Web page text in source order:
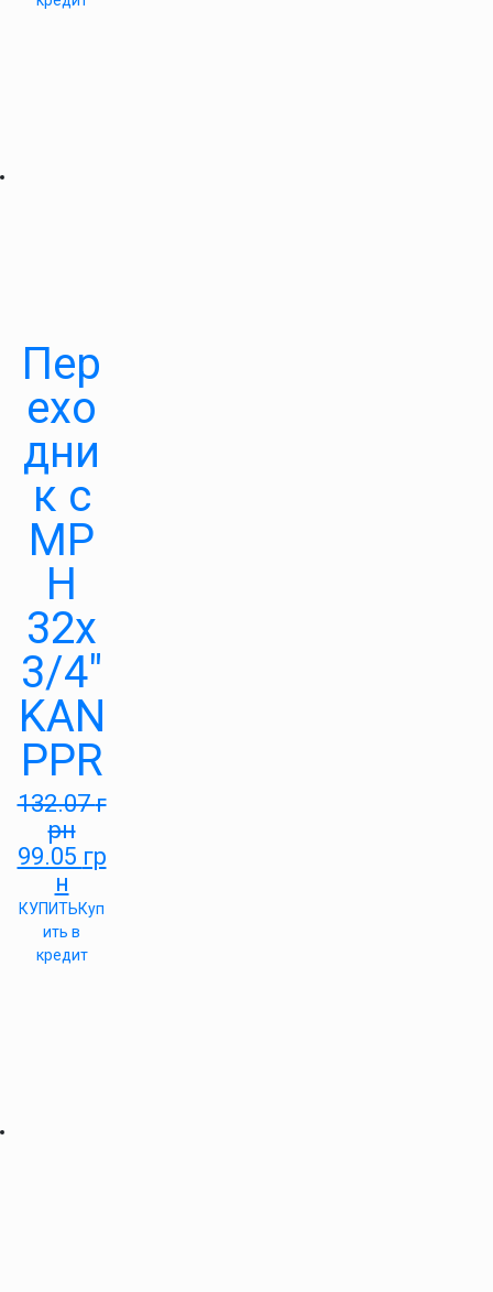
Пер
ехо
дни
к с
МР
Н
32х
3/4″
KAN
PPR
132.07г
рн
99.05 гр
н
КУПИТЬКуп
ить в
кредит